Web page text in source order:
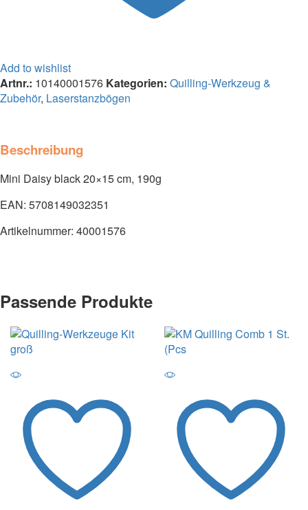
Add to wishlist
Artnr.: 10140001576 Kategorien: Quilling-Werkzeug &
Zubehör, Laserstanzbögen
Beschreibung
Mini Daisy black 20×15 cm, 190g
EAN: 5708149032351
Artikelnummer: 40001576
Passende Produkte